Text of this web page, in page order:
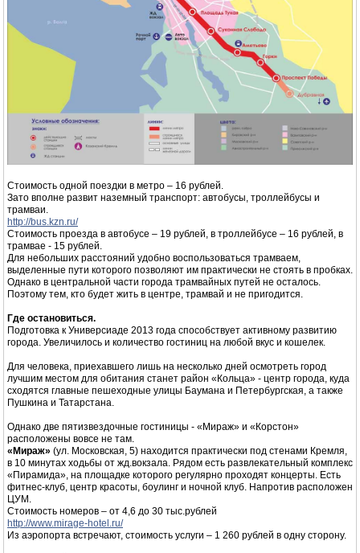
Стоимость одной поездки в метро – 16 рублей.
Зато вполне развит наземный транспорт: автобусы, троллейбусы и
трамваи.
http://bus.kzn.ru/
Стоимость проезда в автобусе – 19 рублей, в троллейбусе – 16 рублей, в
трамвае - 15 рублей.
Для небольших расстояний удобно воспользоваться трамваем,
выделенные пути которого позволяют им практически не стоять в пробках.
Однако в центральной части города трамвайных путей не осталось.
Поэтому тем, кто будет жить в центре, трамвай и не пригодится.
Где остановиться.
Подготовка к Универсиаде 2013 года способствует активному развитию
города. Увеличилось и количество гостиниц на любой вкус и кошелек.
Для человека, приехавшего лишь на несколько дней осмотреть город
лучшим местом для обитания станет район «Кольца» - центр города, куда
сходятся главные пешеходные улицы Баумана и Петербургская, а также
Пушкина и Татарстана.
Однако две пятизвездочные гостиницы - «Мираж» и «Корстон»
расположены вовсе не там.
«Мираж» (ул. Московская, 5) находится практически под стенами Кремля,
в 10 минутах ходьбы от жд.вокзала. Рядом есть развлекательный комплекс
«Пирамида», на площадке которого регулярно проходят концерты. Есть
фитнес-клуб, центр красоты, боулинг и ночной клуб. Напротив расположен
ЦУМ.
Стоимость номеров – от 4,6 до 30 тыс.рублей
http://www.mirage-hotel.ru/
Из аэропорта встречают, стоимость услуги – 1 260 рублей в одну сторону.